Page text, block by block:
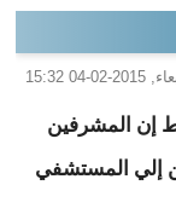
02-04 15:32
إن المشرفين
إلي المستشفي